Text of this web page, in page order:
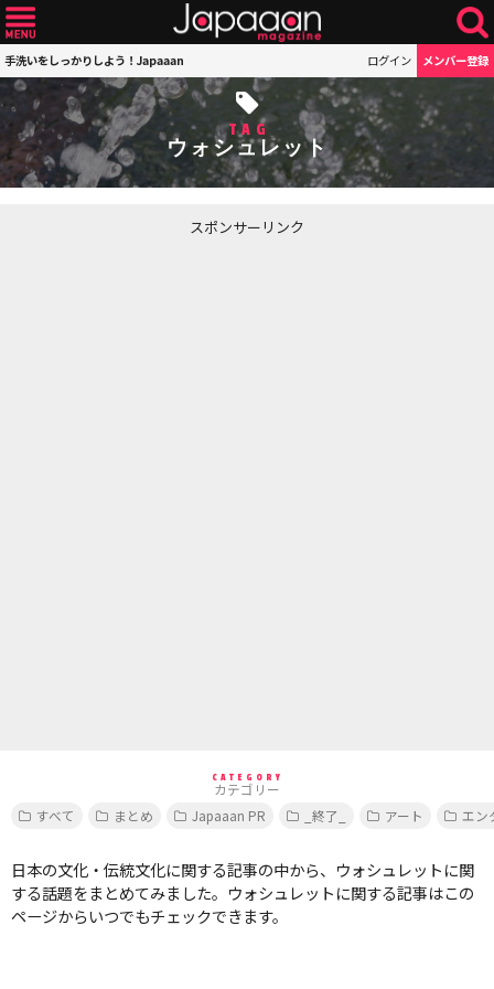
手洗いをしっかりしよう！Japaaan ログイン メンバー登録
TAG
ウォシュレット
スポンサーリンク
CATEGORY
カテゴリー
すべて
まとめ Japaaan PR _終了_ アート エン
日本の文化・伝統文化に関する記事の中から、ウォシュレットに関
する話題をまとめてみました。ウォシュレットに関する記事はこの
ページからいつでもチェックできます。